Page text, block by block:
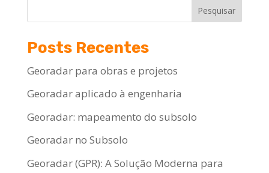
Pesquisar
Posts Recentes
Georadar para obras e projetos
Georadar aplicado à engenharia
Georadar: mapeamento do subsolo
Georadar no Subsolo
Georadar (GPR): A Solução Moderna para